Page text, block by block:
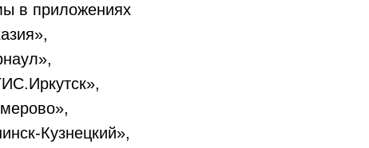
в приложениях
Кузнецкий»,